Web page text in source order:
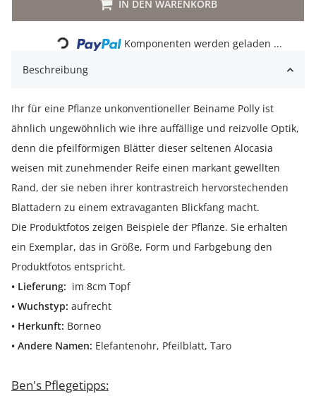
IN DEN WARENKORB
Loading...
Komponenten werden geladen ...
Beschreibung
Ihr für eine Pflanze unkonventioneller Beiname Polly ist
ähnlich ungewöhnlich wie ihre auffällige und reizvolle Optik,
denn die pfeilförmigen Blätter dieser seltenen Alocasia
weisen mit zunehmender Reife einen markant gewellten
Rand, der sie neben ihrer kontrastreich hervorstechenden
Blattadern zu einem extravaganten Blickfang macht.
Die Produktfotos zeigen Beispiele der Pflanze. Sie erhalten
ein Exemplar, das in Größe, Form und Farbgebung den
Produktfotos entspricht.
• Lieferung: im 8cm Topf
• Wuchstyp: aufrecht
• Herkunft: Borneo
• Andere Namen: Elefantenohr, Pfeilblatt, Taro
Ben's Pflegetipps: